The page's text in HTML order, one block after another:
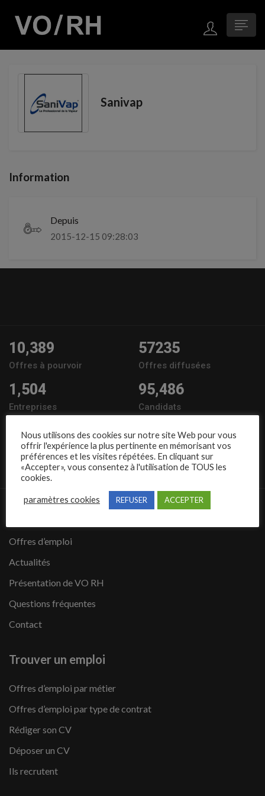
Sanivap
Information
Depuis
2015-12-15 09:28:03
10,389
Offres à pourvoir
57235
Offres diffusées
1,504
Entreprises
95,486
Candidats
Nous suivre
Offres d’emploi
Actualités
Présentation de VO RH
Questions fréquentes
Contact
Trouver un emploi
Offres d’emploi par métier
Offres d’emploi par type de contrat
Rédiger son CV
Déposer un CV
Ils recrutent
Nous utilisons des cookies sur notre site Web pour vous
offrir l'expérience la plus pertinente en mémorisant vos
préférences et les visites répétées. En cliquant sur
«Accepter», vous consentez à l'utilisation de TOUS les
cookies.
paramètres cookies REFUSER ACCEPTER